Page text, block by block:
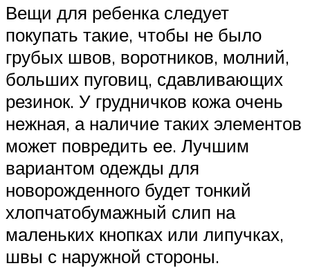
Вещи для ребенка следует
покупать такие, чтобы не было
грубых швов, воротников, молний,
больших пуговиц, сдавливающих
резинок. У грудничков кожа очень
нежная, а наличие таких элементов
может повредить ее. Лучшим
вариантом одежды для
новорожденного будет тонкий
хлопчатобумажный слип на
маленьких кнопках или липучках,
швы с наружной стороны.